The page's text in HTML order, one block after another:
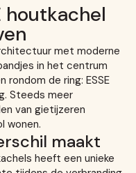
houtkachel
met moderne
in het centrum
rondom de ring: ESSE
Steeds meer
van gietijzeren
wonen.
maakt
heeft een unieke